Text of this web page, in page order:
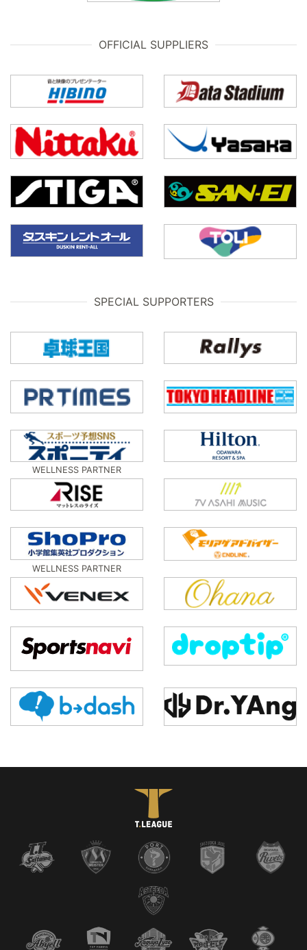
OFFICIAL SUPPLIERS
SPECIAL SUPPORTERS
WELLNESS PARTNER
WELLNESS PARTNER